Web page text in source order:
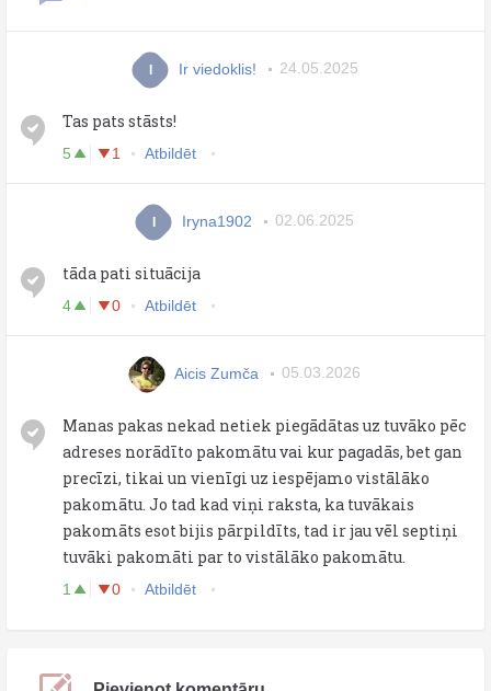
I Ir viedoklis! 24.05.2025
Tas pats stāsts!
5 1 Atbildēt
I Iryna1902 02.06.2025
tāda pati situācija
4 0 Atbildēt
Aicis Zumča 05.03.2026
Manas pakas nekad netiek piegādātas uz tuvāko pēc
adreses norādīto pakomātu vai kur pagadās, bet gan
precīzi, tikai un vienīgi uz iespējamo vistālāko
pakomātu. Jo tad kad viņi raksta, ka tuvākais
pakomāts esot bijis pārpildīts, tad ir jau vēl septiņi
tuvāki pakomāti par to vistālāko pakomātu.
1 0 Atbildēt